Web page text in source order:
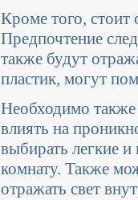
Кроме того, стоит
Предпочтение
также будут
пластик, могут
Необходимо
влиять на
выбирать легкие
комнату. Также
отражать свет